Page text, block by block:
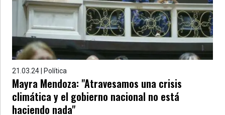
21.03.24 | Política
Mayra Mendoza: "Atravesamos una crisis
climática y el gobierno nacional no está
haciendo nada"